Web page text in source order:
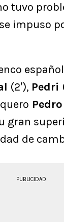
tuvo
impuso
(2′), Pedri
gran
de
PUBLICIDAD